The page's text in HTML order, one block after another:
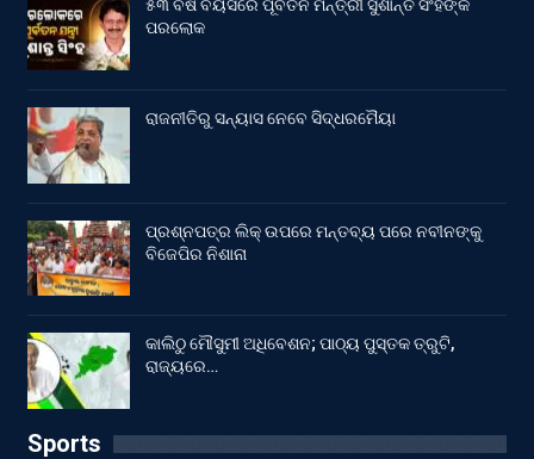
୫୩ ବର୍ଷ ବୟସରେ ପୂର୍ବତନ ମନ୍ତ୍ରୀ ସୁଶାନ୍ତ ସିଂହଙ୍କ
ପରଲୋକ
ରାଜନୀତିରୁ ସନ୍ୟାସ ନେବେ ସିଦ୍ଧରମୈୟା
ପ୍ରଶ୍ନପତ୍ର ଲିକ୍ ଉପରେ ମନ୍ତବ୍ୟ ପରେ ନବୀନଙ୍କୁ
ବିଜେପିର ନିଶାନା
କାଲିଠୁ ମୌସୁମୀ ଅଧିବେଶନ; ପାଠ୍ୟ ପୁସ୍ତକ ତ୍ରୁଟି,
ରାଜ୍ୟରେ…
Sports